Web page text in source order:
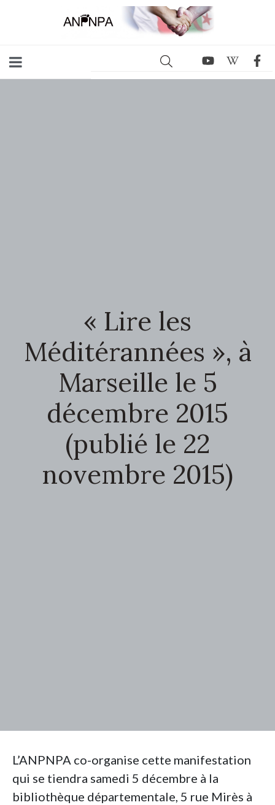
« Lire les
Méditérannées », à
Marseille le 5
décembre 2015
(publié le 22
novembre 2015)
L’ANPNPA co-organise cette manifestation
qui se tiendra samedi 5 décembre à la
bibliothèque départementale, 5 rue Mirès à